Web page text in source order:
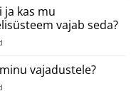
kas mu
vajab seda?
vajadustele?